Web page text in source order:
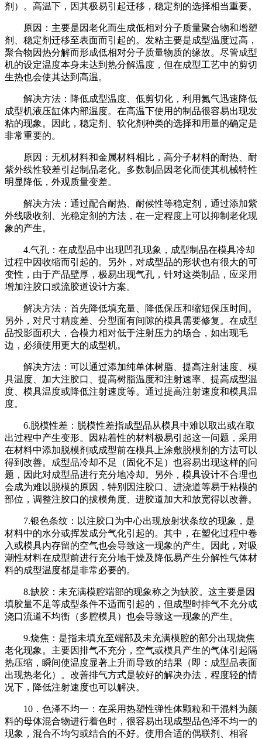
剂）。高温下，因其极易引起迁移，稳定剂的选择相当重要。
原因：主要是因老化而生成低相对分子质量聚合物和增塑
剂、稳定剂迁移至表面而引起的。发粘主要是成型温度过高，
聚合物因热分解而形成低相对分子质量物质的缘故。尽管成型
机的设定温度本身未达到热分解温度，但在成型工艺中的剪切
生热也会使其达到高温。
解决方法：降低成型温度、低剪切化，利用氮气迅速降低
成型机液压缸体内部温度。在高温下使用的制品很容易出现发
粘的现象。因此，稳定剂、软化剂种类的选择和用量的确定是
非常重要的。
原因：无机材料和金属材料相比，高分子材料的耐热、耐
紫外线性较差引起制品老化。多数制品因老化而使其机械特性
明显降低，外观质量变差。
解决方法：通过配合耐热、耐候性等稳定剂，通过添加紫
外线吸收剂、光稳定剂的方法，在一定程度上可以抑制老化现
象的产生。
4.气孔：在成型品中出现凹孔现象，成型制品在模具冷却
过程中因收缩而引起的。另外，对成型品的形状也有很大的可
变性，由于产品壁厚，极易出现气孔，针对这类制品，应采用
增加注胶口或流胶道设计方案。
解决方法：首先降低填充量、降低保压和缩短保压时间。
另外，对尺寸精度差、分型面有间隙的模具需要修复。在成型
品投影面积大，合模力相对低于注射压力的场合，如出现毛
边，必须使用更大的成型机。
解决方法：可以通过添加纯单体树脂、提高注射速度、模
具温度、加大注胶口、提高树脂温度和注射速率、提高成型温
度、模具温度或降低注射速度等。通过提高注射速度和模具温
度。
6.脱模性差：脱模性差指成型品从模具中难以取出或在取
出过程中产生变形。因粘着性的材料极易引起这一问题，采用
在材料中添加脱模剂或成型前在模具上涂敷脱模剂的方法可以
得到改善。成型品冷却不足（固化不足）也容易出现这样的问
题，因此对成型品进行充分地冷却。另外，模具设计不合理也
会成为难以脱模的原因，特别因注胶口、进浇道等易于粘模的
部位，调整注胶口的拔模角度、进胶道加大和放宽得以改善。
7.银色条纹：以注胶口为中心出现放射状条纹的现象，是
材料中的水分或挥发成分气化引起的。其中，在塑化过程中卷
入或模具内存留的空气也会导致这一现象的产生。因此，对吸
潮性材料在成型前进行充分地干燥及降低易产生分解性气体材
料的成型温度都是非常必要的。
8.缺胶：未充满模腔端部的现象称之为缺胶。这主要是因
填胶量不足等成型条件不适而引起的，但成型时排气不充分或
浇口流道不均衡（多腔模具）也会导致这一现象的产生。
9.烧焦：是指未填充至端部及未充满模腔的部分出现烧焦
老化现象。主要因排气不充分，空气或模具产生的气体引起隔
热压缩，瞬间使温度显著上升而导致的结果（即：成型品表面
出现热老化）。改善排气方式是较好的解决办法，程度轻的情
况下，降低注射速度也可以解决。
10．色泽不均一：在采用热塑性弹性体颗粒和干混料为颜
料的母体混合物进行着色时，很容易出现成型品色泽不均一的
现象，混合不均匀或结合的不好。使用合适的偶联剂、相容